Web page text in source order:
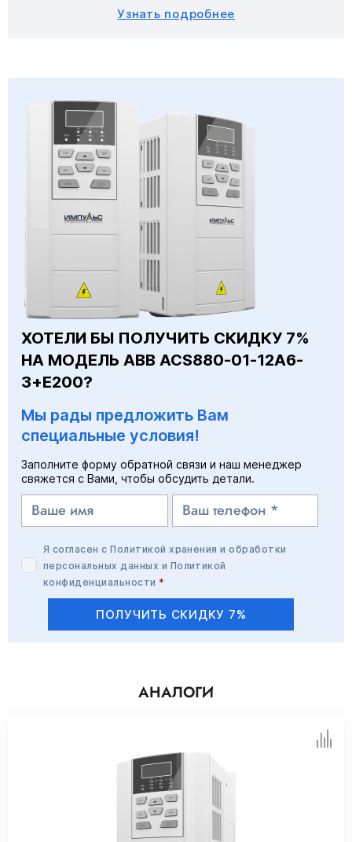
Узнать подробнее
ХОТЕЛИ БЫ ПОЛУЧИТЬ СКИДКУ 7%
НА МОДЕЛЬ ABB ACS880-01-12A6-
3+E200?
Мы рады предложить Вам
специальные условия!
Заполните форму обратной связи и наш менеджер
свяжется с Вами, чтобы обсудить детали.
Я согласен сПолитикой хранения и обработки
персональных данных и Политикой
конфиденциальности *
ПОЛУЧИТЬ СКИДКУ 7%
АНАЛОГИ